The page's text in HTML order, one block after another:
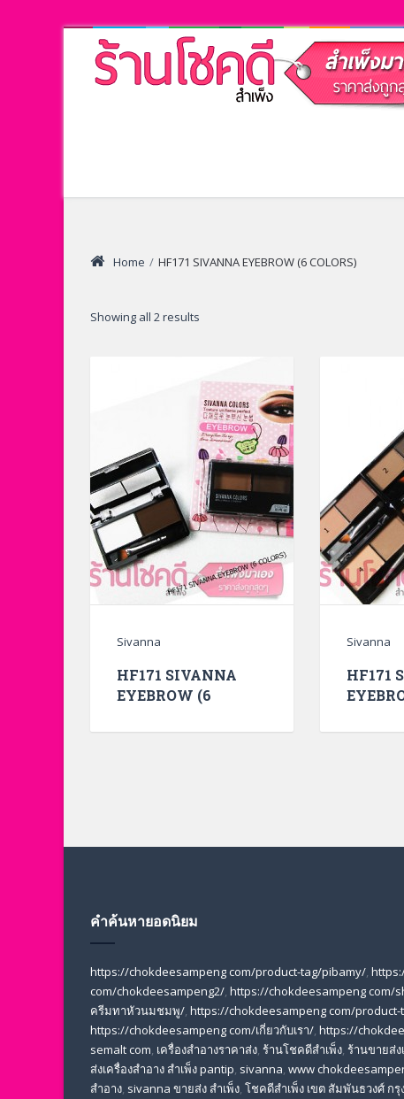
Home / HF171 SIVANNA EYEBROW (6 COLORS)
Showing all 2 results
Sivanna
HF171 SIVANNA
EYEBROW (6
Sivanna
HF171
คำค้นหายอดนิยม
https://chokdeesampeng com/product-tag/pibamy/,
com/chokdeesampeng2/, https://chokdeesampeng com/
ครีมทาหัวนมชมพู/, https://chokdeesampeng com/
https://chokdeesampeng com/เกี่ยวกับเรา/, https://
semalt com, เครื่องสำอางราคาส่ง, ร้านโชคดีสำเพ็ง, ร้านขายส่ง
ส่งเครื่องสําอาง สําเพ็ง pantip, sivanna, www
สำอาง, sivanna ขายส่ง สําเพ็ง, โชคดีสำเพ็ง เขต สัมพันธวงศ์ ก